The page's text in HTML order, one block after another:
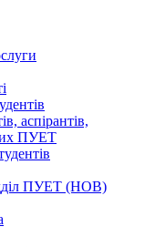
аспірантів,
ПУЕТ
ПУЕТ (НОВ)